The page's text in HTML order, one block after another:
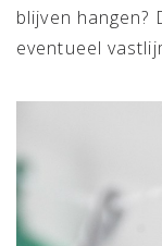
blijven hangen?
eventueel